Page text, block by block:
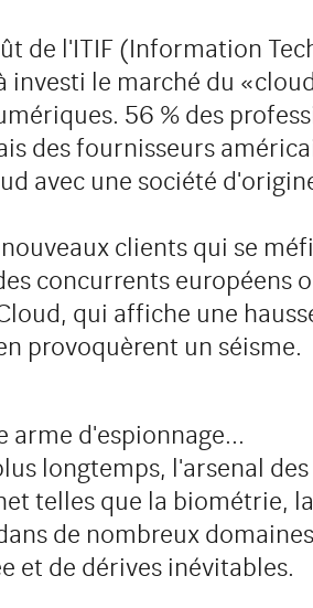
de l'ITIF (Information
investi le marché du
56 % des
des fournisseurs
avec une société
clients qui se
concurrents européens
qui affiche une
provoquèrent un séisme.
arme d'espionnage...
longtemps, l'arsenal
telles que la biométrie,
de nombreux
et de dérives inévitables.